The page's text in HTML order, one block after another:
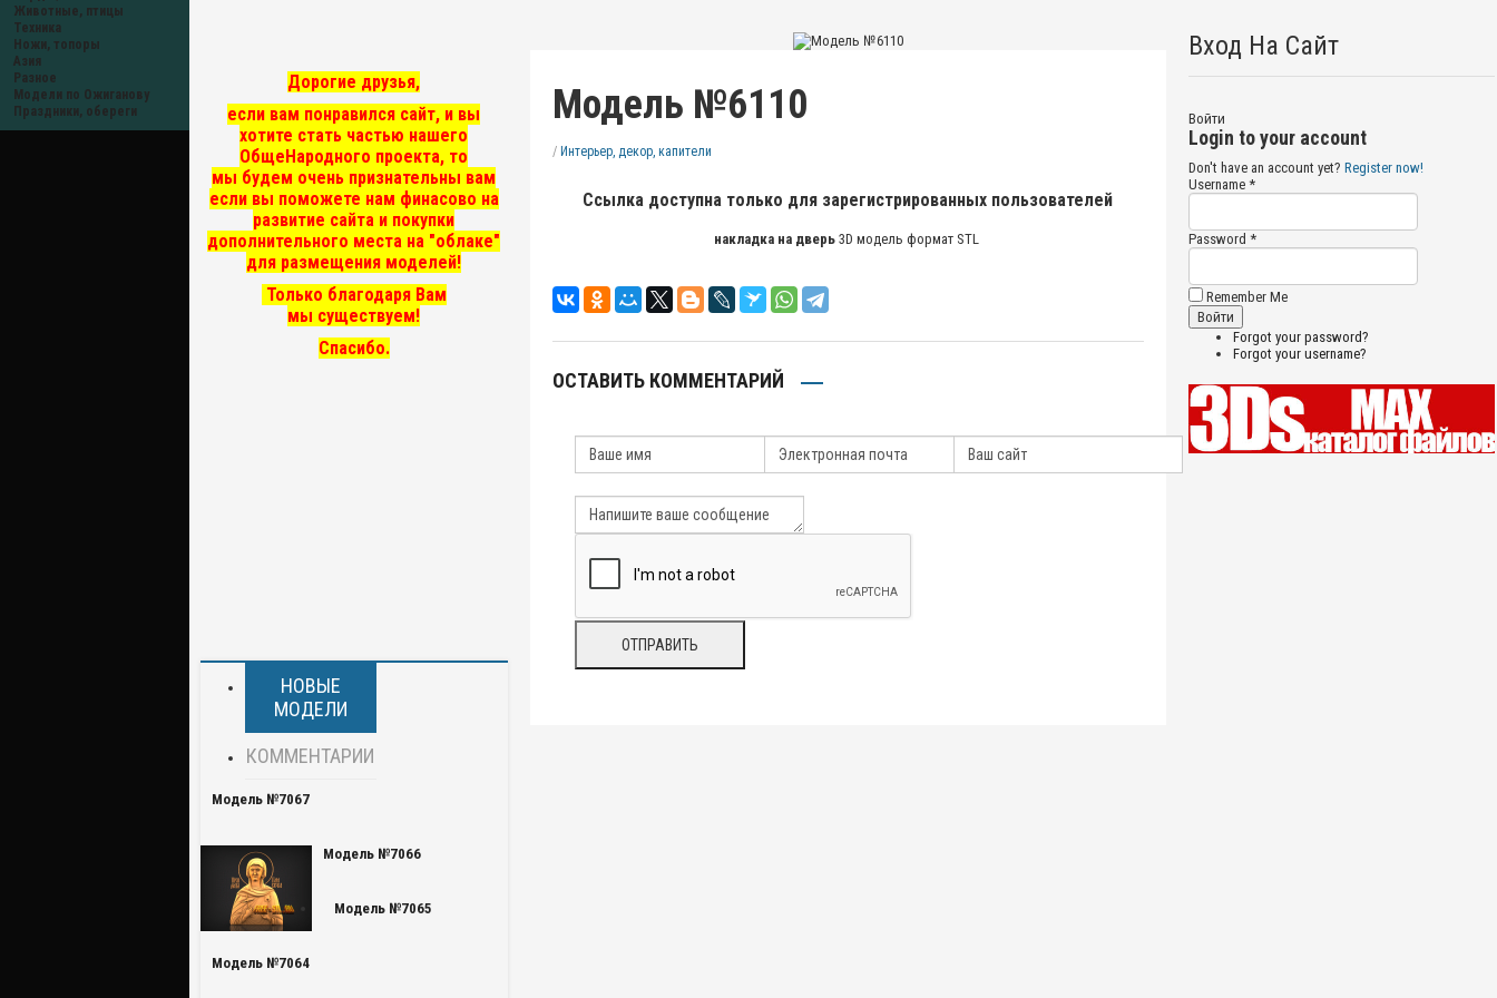
Животные, птицы
Техника
Ножи, топоры
Азия
Разное
Модели по Ожиганову
Праздники, обереги
Дорогие друзья,
если вам понравился сайт, и вы
хотите стать частью нашего
ОбщеНародного проекта, то
мы будем очень признательны вам
если вы поможете нам финасово на
развитие сайта и покупки
дополнительного места на "облаке"
для размещения моделей!
Только благодаря Вам
мы существуем!
Спасибо.
НОВЫЕ
МОДЕЛИ
КОММЕНТАРИИ
Модель №7067
Модель №7066
Модель №7065
Модель №7064
Модель №6110
/ Интерьер, декор, капители
Ссылка доступна только для зарегистрированных пользователей
накладка на дверь 3D модель формат STL
ОСТАВИТЬ КОММЕНТАРИЙ
Вход На Сайт
Войти
Login to your account
Don't have an account yet? Register now!
Username *
Password *
Remember Me
Forgot your password?
Forgot your username?